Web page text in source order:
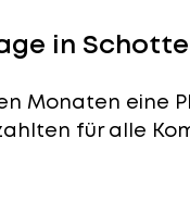
in
Monaten eine
für alle